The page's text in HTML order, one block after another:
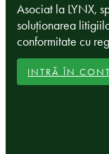
Asociat la LYNX,
soluționarea
conformitate cu
INTRĂ ÎN